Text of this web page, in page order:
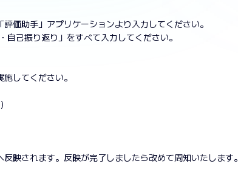
価助手」アプリケーションより入力してください。
己振り返り」をすべて入力してください。
してください。
映されます。反映が完了しましたら改めて周知いたします。